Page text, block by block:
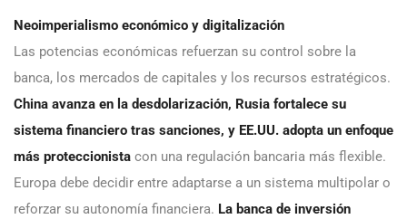
Neoimperialismo económico y digitalización
Las potencias económicas refuerzan su control sobre la
banca, los mercados de capitales y los recursos estratégicos.
China avanza en la desdolarización, Rusia fortalece su
sistema financiero tras sanciones, y EE.UU. adopta un enfoque
más proteccionista con una regulación bancaria más flexible.
Europa debe decidir entre adaptarse a un sistema multipolar o
reforzar su autonomía financiera. La banca de inversión